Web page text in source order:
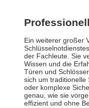
Ein weiterer großer
der Fachleute. Sie
Wissen und die
Türen und
sich um traditionelle
oder komplexe
genau, wie sie
effizient und ohne